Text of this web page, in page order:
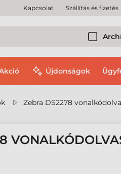
Kapcsolat Szállítás és fizetés
Újdonságok
Zebra DS2278